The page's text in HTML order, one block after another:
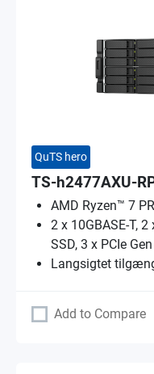
QuTS hero
TS-h2477AXU-
AMD Ryzen™ 7
2 x 10GBASE-T,
SSD, 3 x PCIe
Langsigtet
Add to Compare